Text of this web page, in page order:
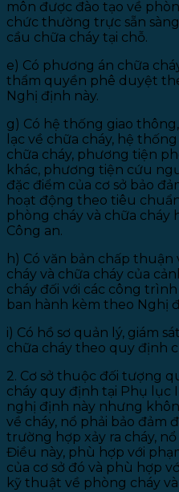
môn được đào tạo về
chức thường trực sẵn
cầu chữa cháy tại chỗ.
e) Có phương án chữa
thẩm quyền phê duyệt
Nghị định này.
g) Có hệ thống giao
lạc về chữa cháy, hệ
chữa cháy, phương tiện
khác, phương tiện cứu
đặc điểm của cơ sở bảo
hoạt động theo tiêu
phòng cháy và chữa cháy
Công an.
h) Có văn bản chấp
cháy và chữa cháy của
cháy đối với các công
ban hành kèm theo Nghị
i) Có hồ sơ quản lý, giám
chữa cháy theo quy định
2. Cơ sở thuộc đối tượng
cháy quy định tại Phụ lục
nghị định này nhưng
về cháy, nổ phải bảo đảm
trường hợp xảy ra cháy,
Điều này, phù hợp với
của cơ sở đó và phù hợp
kỹ thuật về phòng cháy và